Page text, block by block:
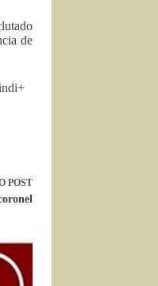
de
POST